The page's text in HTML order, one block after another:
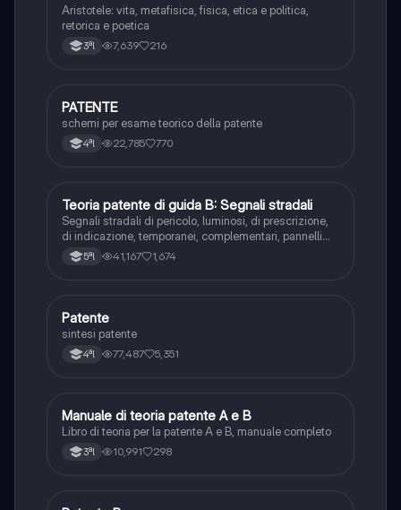
Aristotele: vita, metafisica, fisica, etica e politica,
retorica e poetica
3ªl 7,639 216
Altro
PATENTE
schemi per esame teorico della patente
4ªl 22,785 770
Ed. civ.
Teoria patente di guida B: Segnali stradali
Segnali stradali di pericolo, luminosi, di prescrizione,
di indicazione, temporanei, complementari, pannelli
integrativi, segnaletica orizzontale, segnalazioni
agenti del traffico, distanza di visibilità per l‘arresto,
5ªl 41,167 1,674
Altro
Patente
sintesi patente
4ªl 77,487 5,351
Italiano
Manuale di teoria patente A e B
Libro di teoria per la patente A e B, manuale completo
3ªl 10,991 298